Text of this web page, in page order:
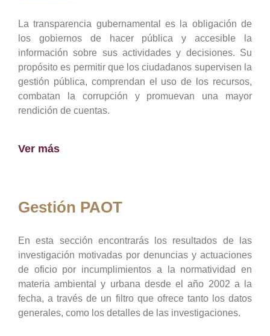
La transparencia gubernamental es la obligación de
los gobiernos de hacer pública y accesible la
información sobre sus actividades y decisiones. Su
propósito es permitir que los ciudadanos supervisen la
gestión pública, comprendan el uso de los recursos,
combatan la corrupción y promuevan una mayor
rendición de cuentas.
Ver más
Gestión PAOT
En esta sección encontrarás los resultados de las
investigación motivadas por denuncias y actuaciones
de oficio por incumplimientos a la normatividad en
materia ambiental y urbana desde el año 2002 a la
fecha, a través de un filtro que ofrece tanto los datos
generales, como los detalles de las investigaciones.